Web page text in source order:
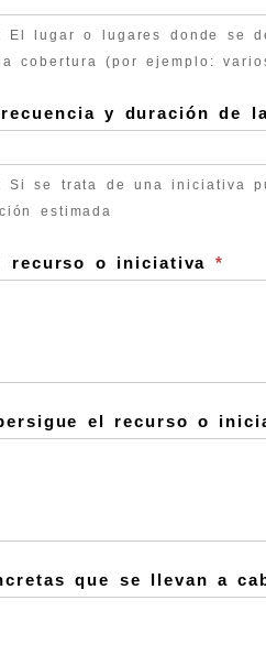
El lugar o lugares donde se
cobertura (por ejemplo:
y duración de
Si se trata de una iniciativa
estimada
recurso o iniciativa *
el recurso o
que se llevan a